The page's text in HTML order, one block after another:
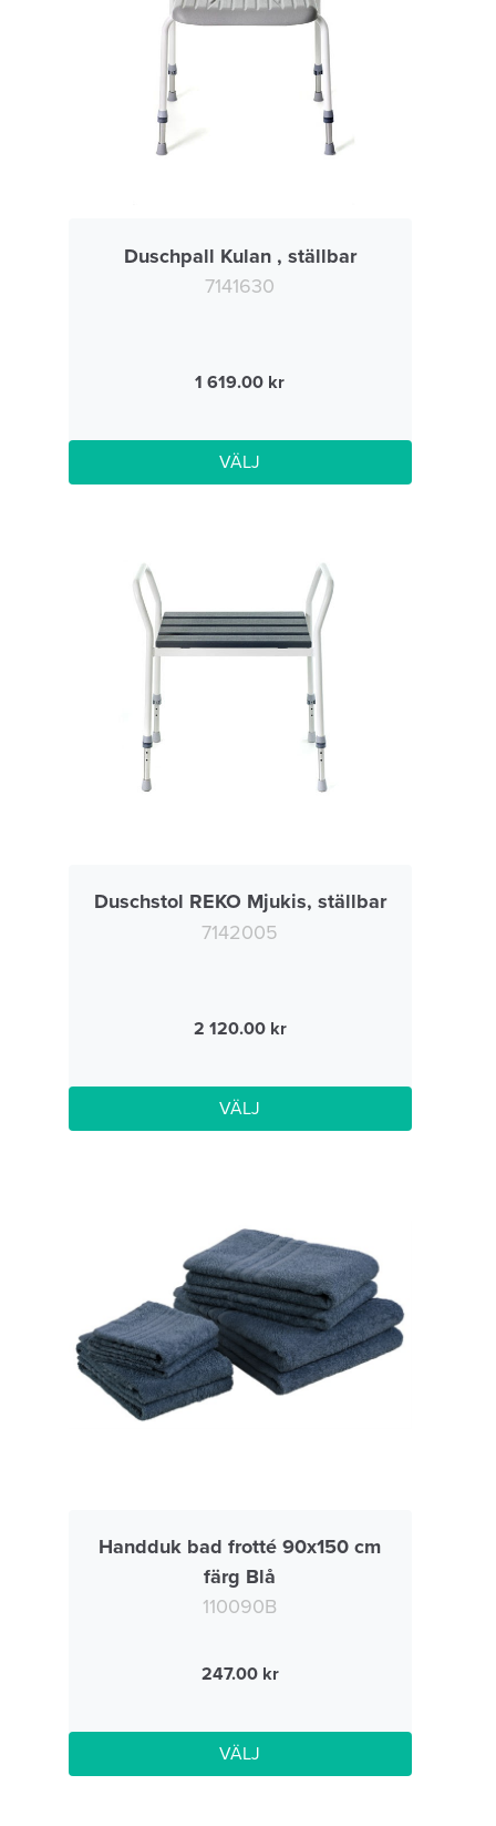
Duschpall Kulan , ställbar
7141630
1 619.00
VÄLJ
Duschstol REKO Mjukis, ställbar
7142005
2 120.00
VÄLJ
Handduk bad frotté 90x150 cm
färg Blå
110090B
247.00
VÄLJ